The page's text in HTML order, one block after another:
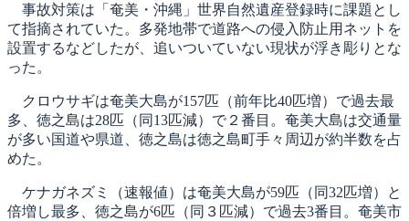
事故対策は「奄美・沖縄」世界自然遺産登録時に課題とし
て指摘されていた。多発地帯で道路への侵入防止用ネットを
設置するなどしたが、追いついていない現状が浮き彫りとな
った。
クロウサギは奄美大島が157匹（前年比40匹増）で過去最
多、徳之島は28匹（同13匹減）で２番目。奄美大島は交通量
が多い国道や県道、徳之島は徳之島町手々周辺が約半数を占
めた。
ケナガネズミ（速報値）は奄美大島が59匹（同32匹増）と
倍増し最多、徳之島が6匹（同３匹減）で過去3番目。奄美市